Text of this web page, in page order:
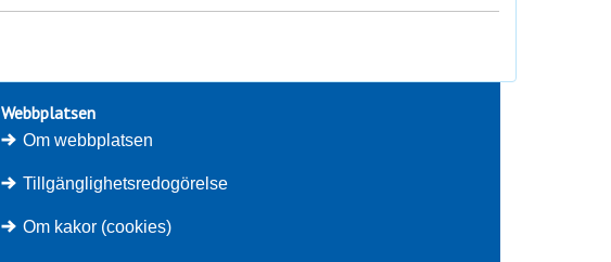
Webbplatsen
Om webbplatsen
Tillgänglighetsredogörelse
Om kakor (cookies)